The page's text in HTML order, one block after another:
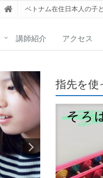
ベトナム在住日本人の子
講師紹介 アクセス
指先を使